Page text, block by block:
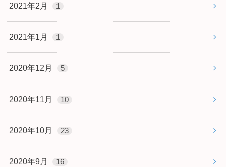
2021年2月 1
2021年1月 1
2020年12月 5
2020年11月 10
2020年10月 23
2020年9月 16